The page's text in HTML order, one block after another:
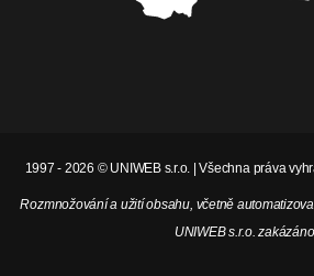
1997 - 2026 © UNIWEB s.r.o. | Všechna práva
Rozmnožování a užití obsahu, včetně
UNIWEB s.r.o.